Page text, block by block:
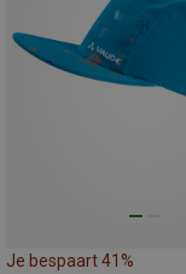
Je bespaart 41%